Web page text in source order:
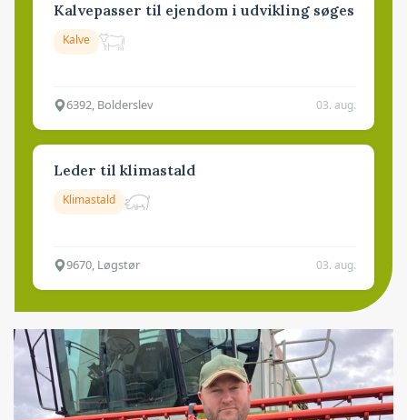
Kalvepasser til ejendom i udvikling søges
Kalve
6392, Bolderslev 03. aug.
Leder til klimastald
Klimastald
9670, Løgstør 03. aug.